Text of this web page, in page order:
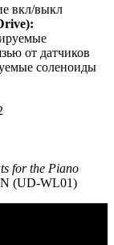
вкл/выкл
от датчиков
соленоиды
for the Piano
(UD-WL01)